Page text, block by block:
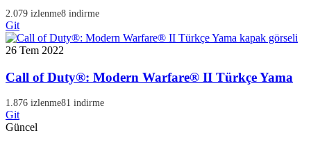
2.079 izlenme8 indirme
Git
26 Tem 2022
Call of Duty®: Modern Warfare® II Türkçe Yama
1.876 izlenme81 indirme
Git
Güncel